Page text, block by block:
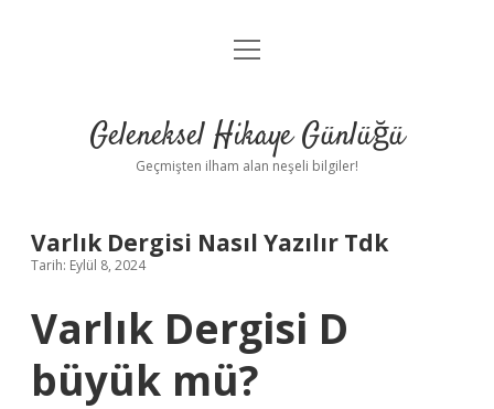
Anasayfa
Yasal Uyarı
menüyü
Geleneksel Hikaye Günlüğü
Geçmişten ilham alan neşeli bilgiler!
Varlık Dergisi Nasıl Yazılır Tdk
Tarih: Eylül 8, 2024
Varlık Dergisi D
büyük mü?